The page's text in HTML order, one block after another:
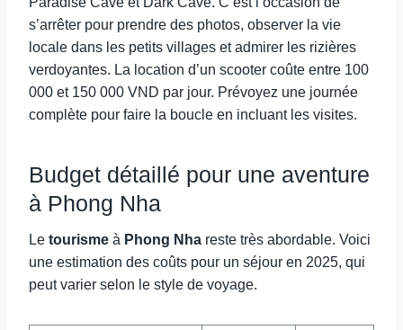
s’arrêter pour prendre des photos, observer la vie
locale dans les petits villages et admirer les rizières
verdoyantes. La location d’un scooter coûte entre 100
000 et 150 000 VND par jour. Prévoyez une journée
complète pour faire la boucle en incluant les visites.
Budget détaillé pour une aventure
à Phong Nha
Le tourisme à Phong Nha reste très abordable. Voici
une estimation des coûts pour un séjour en 2025, qui
peut varier selon le style de voyage.